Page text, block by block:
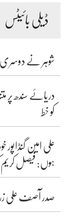
ڈیلی بائیٹس
شوہر نے دوسری
دریائے سندھ پر
کو خط
علی امین
ہوں: فیصل
صدر آصف علی